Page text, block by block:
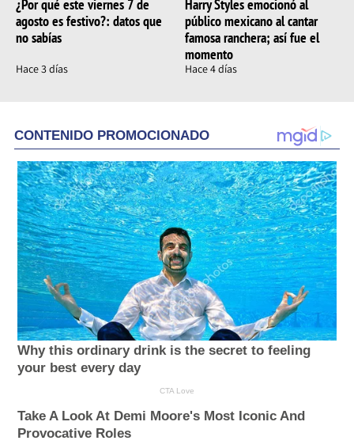
¿Por qué este viernes 7 de
agosto es festivo?: datos que
no sabías
Hace 3 días
Harry Styles emocionó al
público mexicano al cantar
famosa ranchera; así fue el
momento
Hace 4 días